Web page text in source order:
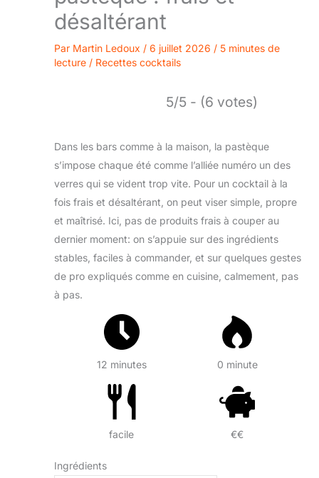
désaltérant
Par Martin Ledoux / 6 juillet 2026 / 5 minutes de
lecture / Recettes cocktails
5/5 - (6 votes)
Dans les bars comme à la maison, la pastèque
s’impose chaque été comme l’alliée numéro un des
verres qui se vident trop vite. Pour un cocktail à la
fois frais et désaltérant, on peut viser simple, propre
et maîtrisé. Ici, pas de produits frais à couper au
dernier moment: on s’appuie sur des ingrédients
stables, faciles à commander, et sur quelques gestes
de pro expliqués comme en cuisine, calmement, pas
à pas.
12 minutes 0 minute
facile €€
Ingrédients